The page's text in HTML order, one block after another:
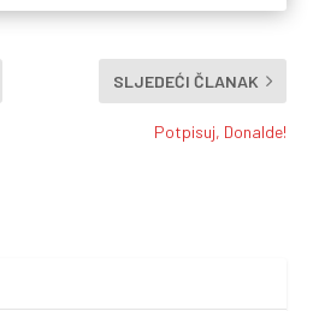
SLJEDEĆI ČLANAK
Potpisuj, Donalde!